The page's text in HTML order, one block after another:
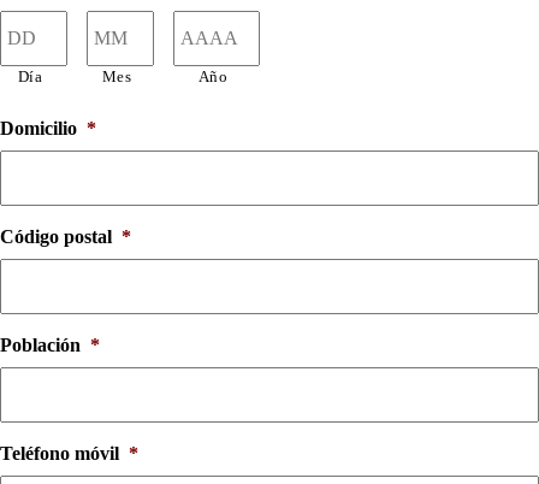
Día Mes Año
Domicilio *
Código postal *
Población *
Teléfono móvil *